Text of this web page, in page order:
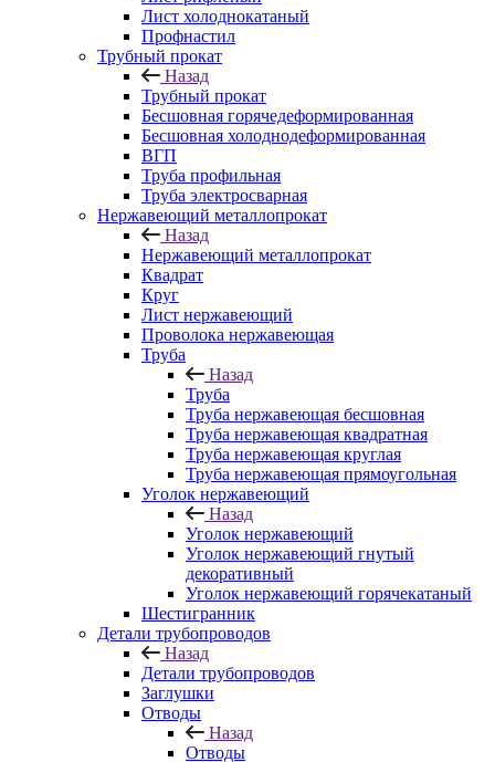
Лист холоднокатаный
Профнастил
Трубный прокат
Назад
Трубный прокат
Бесшовная горячедеформированная
Бесшовная холоднодеформированная
ВГП
Труба профильная
Труба электросварная
Нержавеющий металлопрокат
Назад
Нержавеющий металлопрокат
Квадрат
Круг
Лист нержавеющий
Проволока нержавеющая
Труба
Назад
Труба
Труба нержавеющая бесшовная
Труба нержавеющая квадратная
Труба нержавеющая круглая
Труба нержавеющая прямоугольная
Уголок нержавеющий
Назад
Уголок нержавеющий
Уголок нержавеющий гнутый
декоративный
Уголок нержавеющий горячекатаный
Шестигранник
Детали трубопроводов
Назад
Детали трубопроводов
Заглушки
Отводы
Назад
Отводы